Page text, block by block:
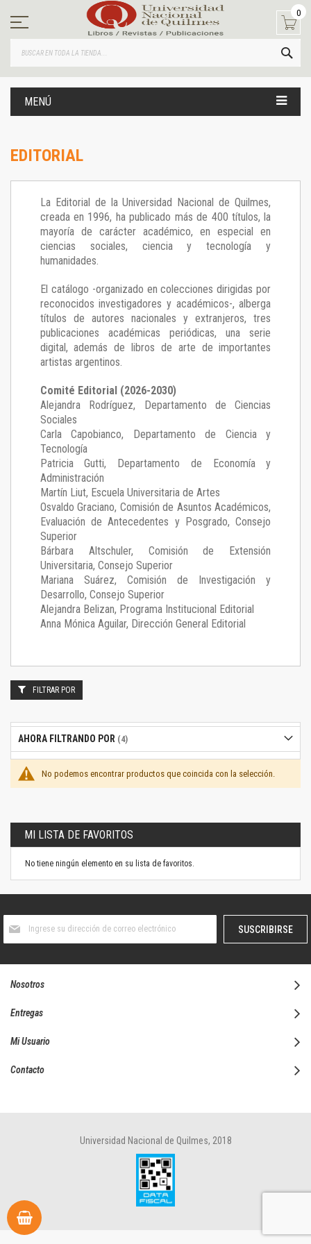
contenido
0
MENÚ
EDITORIAL
La Editorial de la Universidad Nacional de Quilmes,
creada en 1996, ha publicado más de 400 títulos, la
mayoría de carácter académico, en especial en
ciencias sociales, ciencia y tecnología y
humanidades.
El catálogo -organizado en colecciones dirigidas por
reconocidos investigadores y académicos-, alberga
títulos de autores nacionales y extranjeros, tres
publicaciones académicas periódicas, una serie
digital, además de libros de arte de importantes
artistas argentinos.
Comité Editorial (2026-2030)
Alejandra Rodríguez, Departamento de Ciencias
Sociales
Carla Capobianco, Departamento de Ciencia y
Tecnología
Patricia Gutti, Departamento de Economía y
Administración
Martín Liut, Escuela Universitaria de Artes
Osvaldo Graciano, Comisión de Asuntos Académicos,
Evaluación de Antecedentes y Posgrado, Consejo
Superior
Bárbara Altschuler, Comisión de Extensión
Universitaria, Consejo Superior
Mariana Suárez, Comisión de Investigación y
Desarrollo, Consejo Superior
Alejandra Belizan, Programa Institucional Editorial
Anna Mónica Aguilar, Dirección General Editorial
No podemos encontrar productos que coincida con la selección.
FILTRAR POR
AHORA FILTRANDO POR
MI LISTA DE FAVORITOS
No tiene ningún elemento en su lista de favoritos.
boletín
SUSCRIBIRSE
Nosotros
Entregas
Mi Usuario
Contacto
Universidad Nacional de Quilmes, 2018